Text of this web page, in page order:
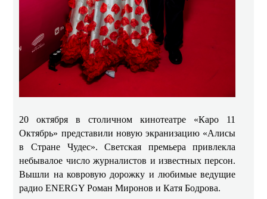
20 октября в столичном кинотеатре «Каро 11
Октябрь» представили новую экранизацию «Алисы
в Стране Чудес». Светская премьера привлекла
небывалое число журналистов и известных персон.
Вышли на ковровую дорожку и любимые ведущие
радио ENERGY Роман Миронов и Катя Бодрова.